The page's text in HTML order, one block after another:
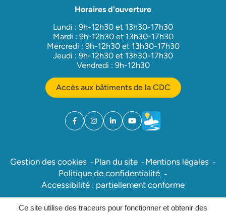
Ce site utilise des traceurs pour fonctionner et obtenir des
Horaires d'ouverture
Lundi : 9h-12h30 et 13h30-17h30
Mardi : 9h-12h30 et 13h30-17h30
Mercredi : 9h-12h30 et 13h30-17h30
Jeudi : 9h-12h30 et 13h30-17h30
Vendredi : 9h-12h30
Accès aux bâtiments de la CDC
Facebook
(ouverture dans un nouvel onglet)
Instagram
(ouverture dans un nouvel onglet)
Linkedin
(ouverture dans un nouvel onglet)
YouTube
(ouverture dans un nouvel
Météo
(ouverture dans un
Gestion des cookies Plan du site
Mentions légales
Politique de confidentialité
Accessibilité : partiellement conforme
Site réalisé parInovagora (ouverture dans un